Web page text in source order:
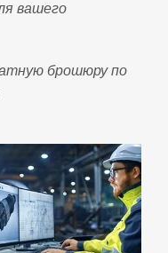
вашего
брошюру по